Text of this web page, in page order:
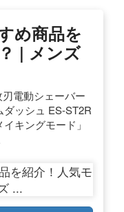
め商品を
| メンズ
電動シェーバー
ッシュ ES-ST2R
キングモード」